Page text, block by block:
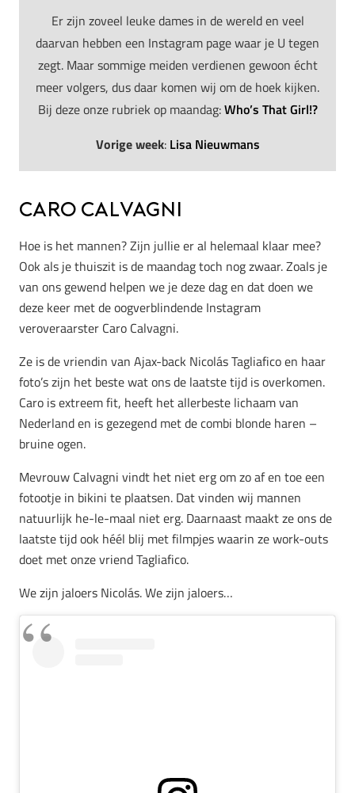
Er zijn zoveel leuke dames in de wereld en veel
daarvan hebben een Instagram page waar je U tegen
zegt. Maar sommige meiden verdienen gewoon écht
meer volgers, dus daar komen wij om de hoek kijken.
Bij deze onze rubriek op maandag:Who’s That Girl!?
Vorige week: Lisa Nieuwmans
Caro Calvagni
Hoe is het mannen? Zijn jullie er al helemaal klaar mee?
Ook als je thuiszit is de maandag toch nog zwaar. Zoals je
van ons gewend helpen we je deze dag en dat doen we
deze keer met de oogverblindende Instagram
veroveraarster Caro Calvagni.
Ze is de vriendin van Ajax-back Nicolás Tagliafico en haar
foto’s zijn het beste wat ons de laatste tijd is overkomen.
Caro is extreem fit, heeft het allerbeste lichaam van
Nederland en is gezegend met de combi blonde haren –
bruine ogen.
Mevrouw Calvagni vindt het niet erg om zo af en toe een
fotootje in bikini te plaatsen. Dat vinden wij mannen
natuurlijk he-le-maal niet erg. Daarnaast maakt ze ons de
laatste tijd ook héél blij met filmpjes waarin ze work-outs
doet met onze vriend Tagliafico.
We zijn jaloers Nicolás. We zijn jaloers…